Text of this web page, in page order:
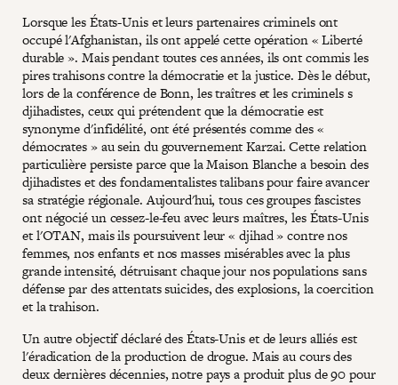
Lorsque les États-Unis et leurs partenaires criminels ont
occupé l'Afghanistan, ils ont appelé cette opération « Liberté
durable ». Mais pendant toutes ces années, ils ont commis les
pires trahisons contre la démocratie et la justice. Dès le début,
lors de la conférence de Bonn, les traîtres et les criminels s
djihadistes, ceux qui prétendent que la démocratie est
synonyme d'infidélité, ont été présentés comme des «
démocrates » au sein du gouvernement Karzai. Cette relation
particulière persiste parce que la Maison Blanche a besoin des
djihadistes et des fondamentalistes talibans pour faire avancer
sa stratégie régionale. Aujourd'hui, tous ces groupes fascistes
ont négocié un cessez-le-feu avec leurs maîtres, les États-Unis
et l'OTAN, mais ils poursuivent leur « djihad » contre nos
femmes, nos enfants et nos masses misérables avec la plus
grande intensité, détruisant chaque jour nos populations sans
défense par des attentats suicides, des explosions, la coercition
et la trahison.
Un autre objectif déclaré des États-Unis et de leurs alliés est
l'éradication de la production de drogue. Mais au cours des
deux dernières décennies, notre pays a produit plus de 90 pour